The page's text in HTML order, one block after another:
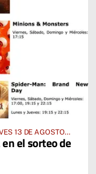
13 DE AGOSTO
el sorteo de